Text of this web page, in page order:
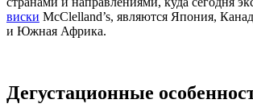
виски McClelland’s, являются Япония,
и Южная Африка.
Дегустационные